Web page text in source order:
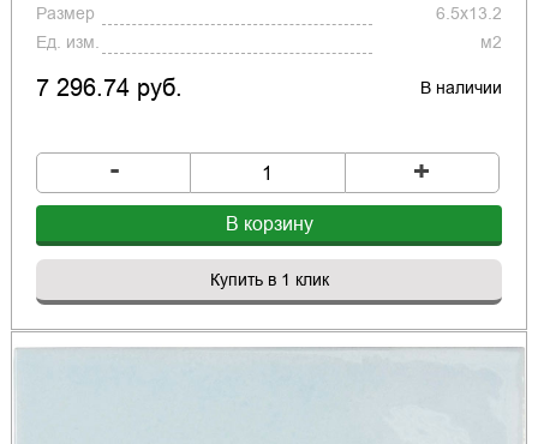
Размер
6.5x13.2
Ед. изм.
м2
7 296.74 руб. В наличии
- +
В корзину
Купить в 1 клик